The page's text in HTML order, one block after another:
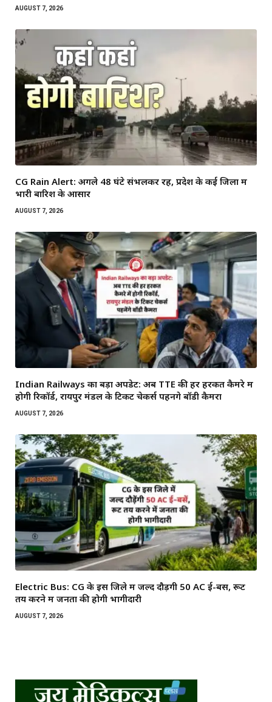
AUGUST 7, 2026
CG Rain Alert: अगले 48 घंटे संभलकर रहें, प्रदेश के कई जिलों में
भारी बारिश के आसार
AUGUST 7, 2026
Indian Railways का बड़ा अपडेट: अब TTE की हर हरकत कैमरे में
होगी रिकॉर्ड, रायपुर मंडल के टिकट चेकर्स पहनेंगे बॉडी कैमरा
AUGUST 7, 2026
Electric Bus: CG के इस जिले में जल्द दौड़ेंगी 50 AC ई-बसें, रूट
तय करने में जनता की होगी भागीदारी
AUGUST 7, 2026